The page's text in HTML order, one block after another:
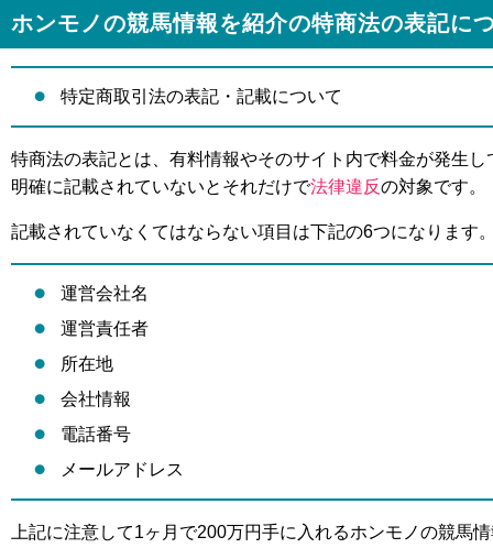
ホンモノの競馬情報を紹介の特商法の表記に
特定商取引法の表記・記載について
特商法の表記とは、有料情報やそのサイト内で料金が発生
明確に記載されていないとそれだけで法律違反の対象です。
記載されていなくてはならない項目は下記の6つになります
運営会社名
運営責任者
所在地
会社情報
電話番号
メールアドレス
上記に注意して1ヶ月で200万円手に入れるホンモノの競馬